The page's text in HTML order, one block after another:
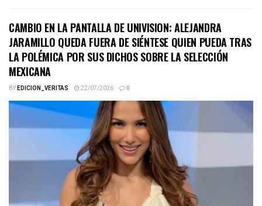
CAMBIO EN LA PANTALLA DE UNIVISION: ALEJANDRA
JARAMILLO QUEDA FUERA DE SIÉNTESE QUIEN PUEDA TRAS
LA POLÉMICA POR SUS DICHOS SOBRE LA SELECCIÓN
MEXICANA
BYEDICION_VERITAS 22/07/2026 0